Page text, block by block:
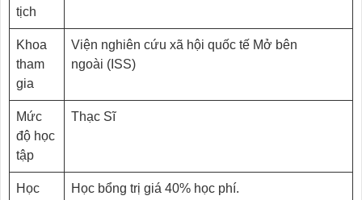
tịch
Khoa
tham
gia
Viện nghiên cứu xã hội quốc tế Mở bên
ngoài (ISS)
Mức
độ học
tập
Thạc Sĩ
Học
Học bổng trị giá 40% học phí.